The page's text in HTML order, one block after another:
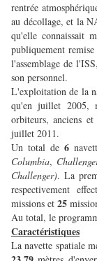
rentrée
au décollage, et la
qu'elle connaissait
publiquement remise
l'assemblage de
son personnel.
L'exploitation de la
qu'en juillet 2005,
orbiteurs, anciens
juillet 2011.
Un total de 6
Columbia,
Challenger). La
respectivement
missions et 25
Au total, le
Caractéristiques
La navette spatiale